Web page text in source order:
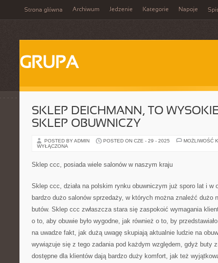
Strona główna Archiwum Jedzenie Kategorie Napoje
GRUPA
SKLEP DEICHMANN, TO
SKLEP OBUWNICZY
POSTED BY ADMIN POSTED ON CZE - 29 - 2025
MOŻLIWOŚĆ
WYŁĄCZONA
Sklep ccc, posiada wiele salonów w naszym kraju
Sklep ccc, działa na polskim rynku obuwniczym już sporo lat i w
bardzo dużo salonów sprzedaży, w których można znaleźć dużo
butów. Sklep ccc zwłaszcza stara się zaspokoić wymagania
o to, aby obuwie było wygodne, jak również o to, by
na uwadze fakt, jak dużą uwagę skupiają aktualnie ludzie na
wywiązuje się z tego zadania pod każdym względem, gdyż buty
dostępne dla klientów dają bardzo duży komfort, jak też